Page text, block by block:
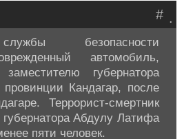
.
#
безопасности
автомобиль,
губернатора
Кандагар, после
Террорист-смертник
Абдулу Латифа
пяти человек.